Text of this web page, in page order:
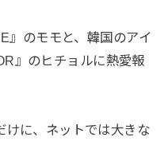
』のモモと、韓国のアイ
』のヒチョルに熱愛報
けに、ネットでは大きな